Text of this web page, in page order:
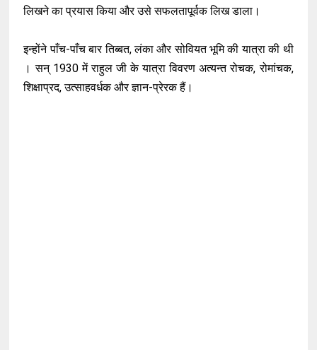
लिखने का प्रयास किया और उसे सफलतापूर्वक लिख डाला।
इन्होंने पाँच-पाँच बार तिब्बत, लंका और सोवियत भूमि की यात्रा की थी
। सन् 1930 में राहुल जी के यात्रा विवरण अत्यन्त रोचक, रोमांचक,
शिक्षाप्रद, उत्साहवर्धक और ज्ञान-प्रेरक हैं।